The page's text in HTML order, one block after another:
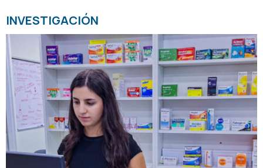
INVESTIGACIÓN